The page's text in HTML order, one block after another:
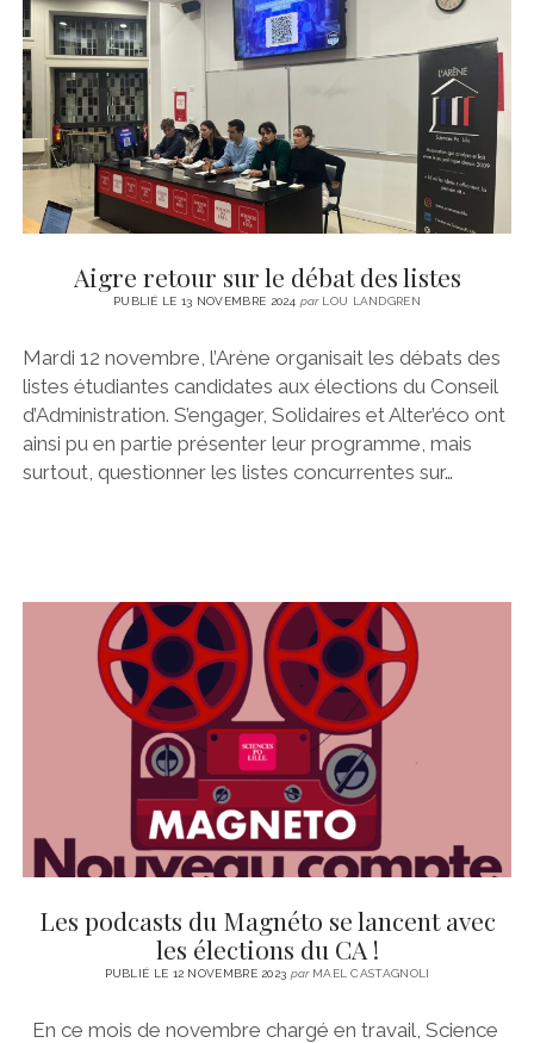
CINÉMA
LITTÉRATURE
ÉCONOMIE
SPORT
SANTÉ
instagram
email email-
form
Aigre retour sur le débat des listes
PUBLIÉ LE 13 NOVEMBRE 2024parLOU LANDGREN
Mardi 12 novembre, l’Arène organisait les débats des
listes étudiantes candidates aux élections du Conseil
d’Administration. S’engager, Solidaires et Alter’éco ont
ainsi pu en partie présenter leur programme, mais
surtout, questionner les listes concurrentes sur…
Les podcasts du Magnéto se lancent avec
les élections du CA !
PUBLIÉ LE 12 NOVEMBRE 2023 parMAEL CASTAGNOLI
En ce mois de novembre chargé en travail, Science